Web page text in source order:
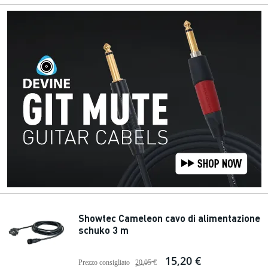
Showtec Cameleon cavo di alimentazione
schuko 3 m
Prezzo consigliato 20,05 € 15,20 €